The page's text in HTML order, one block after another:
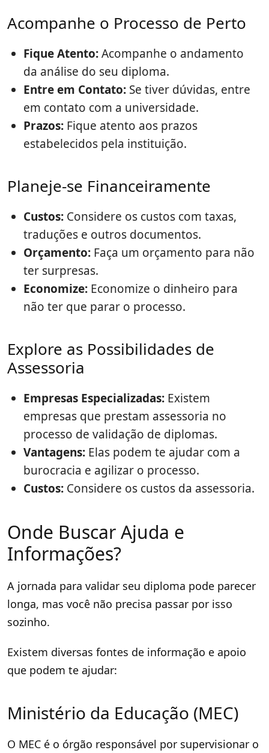
Acompanhe o Processo de Perto
Fique Atento:Acompanhe o andamento
da análise do seu diploma.
Entre em Contato: Se tiver dúvidas, entre
em contato com a universidade.
Prazos: Fique atento aos prazos
estabelecidos pela instituição.
Planeje-se Financeiramente
Custos: Considere os custos com taxas,
traduções e outros documentos.
Orçamento: Faça um orçamento para não
ter surpresas.
Economize: Economize o dinheiro para
não ter que parar o processo.
Explore as Possibilidades de
Assessoria
Empresas Especializadas: Existem
empresas que prestam assessoria no
processo de validação de diplomas.
Vantagens: Elas podem te ajudar com a
burocracia e agilizar o processo.
Custos: Considere os custos da assessoria.
Onde Buscar Ajuda e
Informações?
A jornada para validar seu diploma pode parecer
longa, mas você não precisa passar por isso
sozinho.
Existem diversas fontes de informação e apoio
que podem te ajudar:
Ministério da Educação (MEC)
O MEC é o órgão responsável por supervisionar o